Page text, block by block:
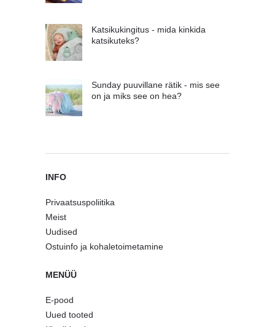
Katsikukingitus - mida kinkida
katsikuteks?
Sunday puuvillane rätik - mis see
on ja miks see on hea?
INFO
Privaatsuspoliitika
Meist
Uudised
Ostuinfo ja kohaletoimetamine
MENÜÜ
E-pood
Uued tooted